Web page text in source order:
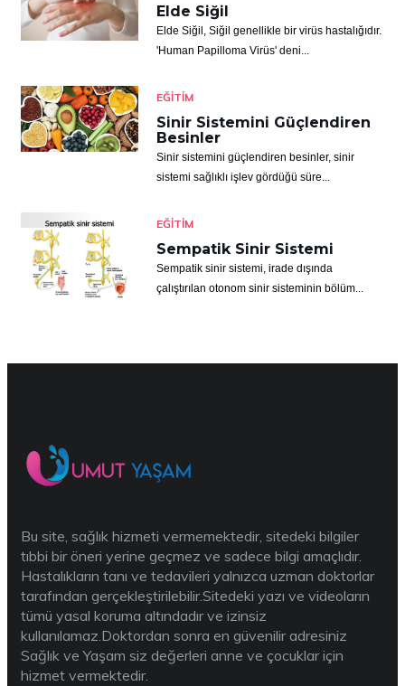
Elde Siğil
Elde Siğil, Siğil genellikle bir virüs hastalığıdır.
'Human Papilloma Virüs' deni...
EĞITIM
Sinir Sistemini Güçlendiren
Besinler
Sinir sistemini güçlendiren besinler, sinir
sistemi sağlıklı işlev gördüğü süre...
EĞITIM
Sempatik Sinir Sistemi
Sempatik sinir sistemi, irade dışında
çalıştırılan otonom sinir sisteminin bölüm...
Bu site, sağlık hizmeti vermemektedir, sitedeki bilgiler
tıbbi bir öneri yerine geçmez ve sadece bilgi amaçlıdır.
Hastalıkların tanı ve tedavileri yalnızca uzman doktorlar
tarafından gerçekleştirilebilir.Sitedeki yazı ve videoların
tümü yasal koruma altındadır ve izinsiz
kullanılamaz.Doktordan sonra en güvenilir adresiniz
Sağlık ve Yaşam siz değerleri anne ve çocuklar için
hizmet vermektedir.